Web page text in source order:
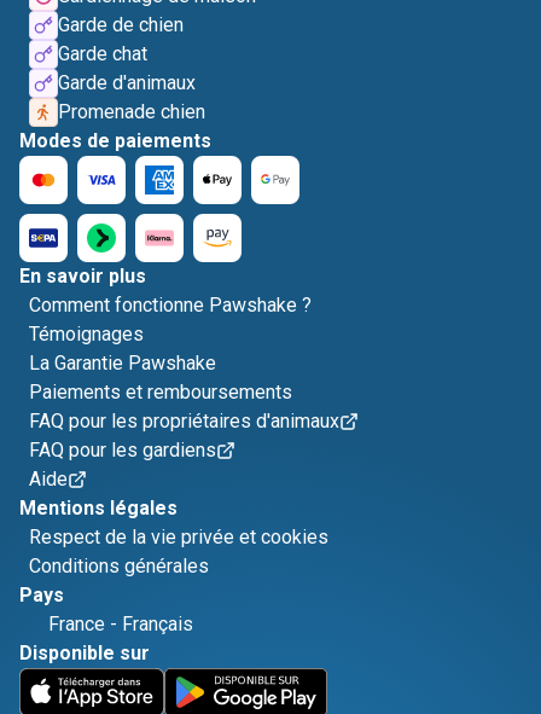
Garde de chien
Garde chat
Garde d'animaux
Promenade chien
Modes de paiements
En savoir plus
Comment fonctionne Pawshake ?
Témoignages
La Garantie Pawshake
Paiements et remboursements
FAQ pour les propriétaires d'animaux
FAQ pour les gardiens
Aide
Mentions légales
Respect de la vie privée et cookies
Conditions générales
Pays
France - Français
Disponible sur